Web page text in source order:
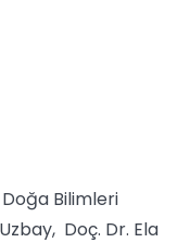
Bilimleri
Doç. Dr. Ela